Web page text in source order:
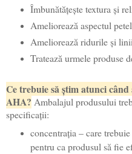
Îmbunătățește textura și
Ameliorează aspectul
Ameliorează ridurile și
Tratează urmele produse
Ce trebuie să știm atunci
AHA? Ambalajul produsului
specificații:
concentrația – care
pentru ca produsul să fie